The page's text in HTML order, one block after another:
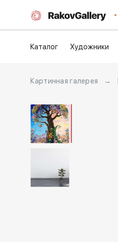
Каталог Художники
Картинная галерея →